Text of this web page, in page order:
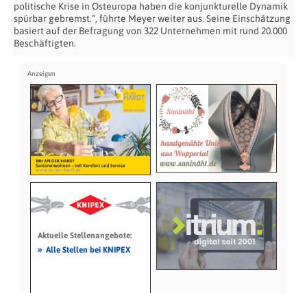
politische Krise in Osteuropa haben die konjunkturelle Dynamik
spürbar gebremst.“, führte Meyer weiter aus. Seine Einschätzung
basiert auf der Befragung von 322 Unternehmen mit rund 20.000
Beschäftigten.
Aktuelle Stellenangebote:
» Alle Stellen bei KNIPEX